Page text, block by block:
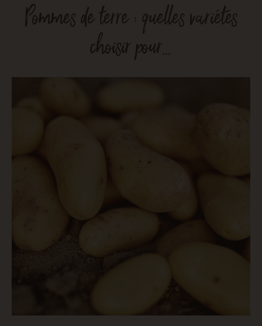
Pommes de terre : quelles variétés
choisir pour...